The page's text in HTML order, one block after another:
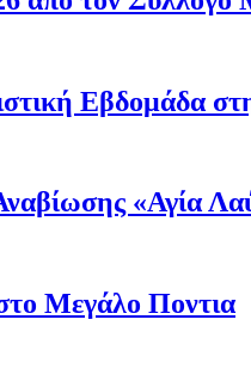
Εβδομάδα
«Αγία
Μεγάλο Ποντια